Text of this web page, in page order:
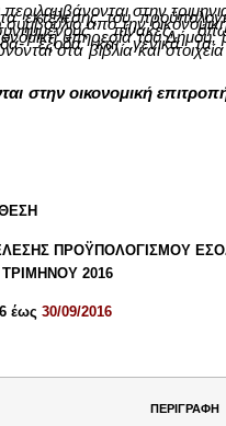
στην
εκτέλεσης του
συμβούλιο από τηνπίνακες,
υπηρεσία του Δήμου,
έξοδα και γενικά τα
στα βιβλία και
στην οικονομική
ΠΡΟΫΠΟΛΟΓΙΣΜΟΥ
ΤΡΙΜΗΝΟΥ 2016
έως 30/09/2016
ΠΕΡΙΓΡΑΦΗ